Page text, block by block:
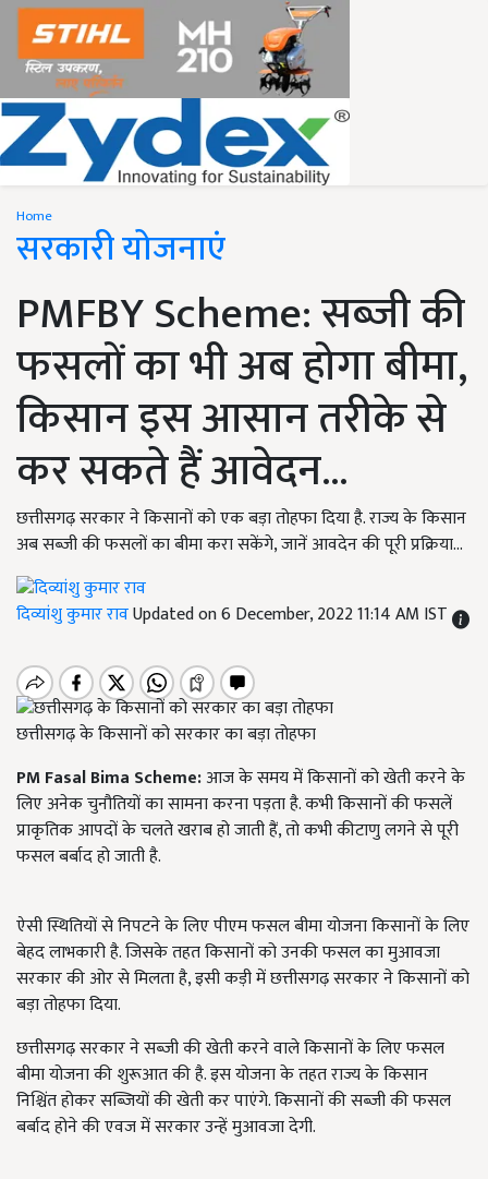
Home
सरकारी योजनाएं
PMFBY Scheme: सब्जी की
फसलों का भी अब होगा बीमा,
किसान इस आसान तरीके से
कर सकते हैं आवेदन...
छत्तीसगढ़ सरकार ने किसानों को एक बड़ा तोहफा दिया है. राज्य के किसान
अब सब्जी की फसलों का बीमा करा सकेंगे, जानें आवदेन की पूरी प्रक्रिया...
दिव्यांशु कुमार रावUpdated on 6 December, 2022 11:14 AM IST
छत्तीसगढ़ के किसानों को सरकार का बड़ा तोहफा
PM Fasal Bima Scheme:आज के समय में किसानों को खेती करने के
लिए अनेक चुनौतियों का सामना करना पड़ता है. कभी किसानों की फसलें
प्राकृतिक आपदों के चलते खराब हो जाती हैं,तो कभी कीटाणु लगने से पूरी
फसल बर्बाद हो जाती है.
ऐसी स्थितियों से निपटने के लिए पीएम फसल बीमा योजना किसानों के लिए
बेहद लाभकारी है. जिसके तहत किसानों को उनकी फसल का मुआवजा
सरकार की ओर से मिलता है,इसी कड़ी में छत्तीसगढ़ सरकार ने किसानों को
बड़ा तोहफा दिया.
छत्तीसगढ़ सरकार ने सब्जी की खेती करने वाले किसानों के लिए फसल
बीमा योजना की शुरूआत की है. इस योजना के तहत राज्य के किसान
निश्चिंत होकर सब्जियों की खेती कर पाएंगे. किसानों की सब्जी की फसल
बर्बाद होने की एवज में सरकार उन्हें मुआवजा देगी.